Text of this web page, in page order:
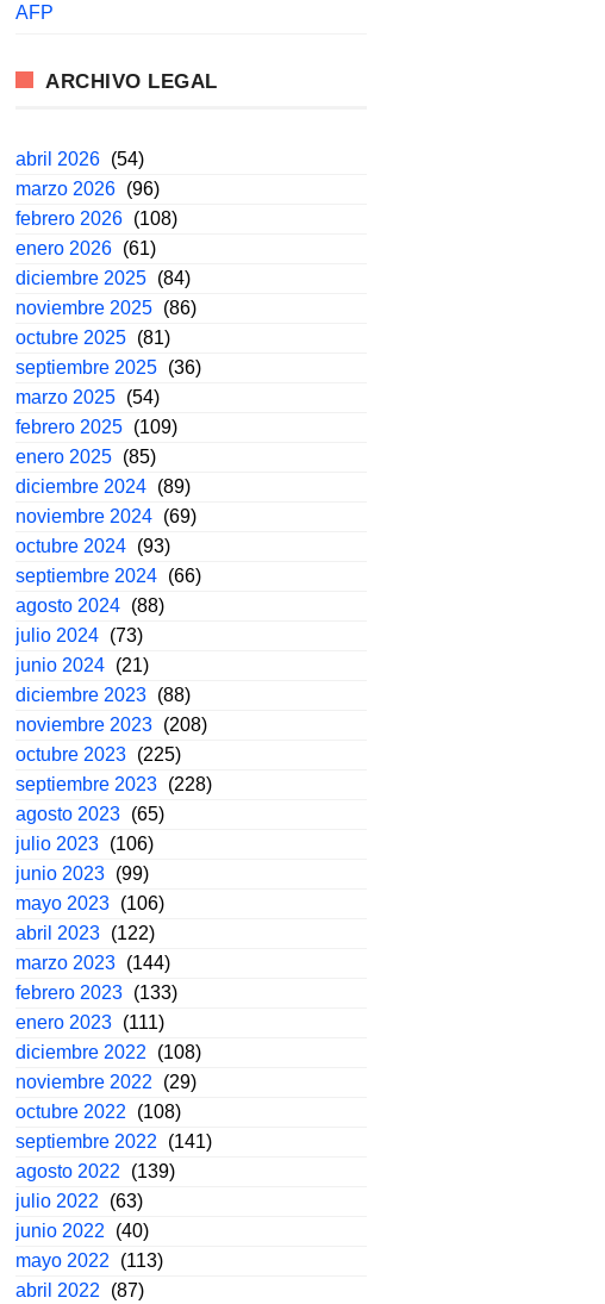
AFP
ARCHIVO LEGAL
abril 2026 (54)
marzo 2026 (96)
febrero 2026 (108)
enero 2026 (61)
diciembre 2025 (84)
noviembre 2025 (86)
octubre 2025 (81)
septiembre 2025 (36)
marzo 2025 (54)
febrero 2025 (109)
enero 2025 (85)
diciembre 2024 (89)
noviembre 2024 (69)
octubre 2024 (93)
septiembre 2024 (66)
agosto 2024 (88)
julio 2024 (73)
junio 2024 (21)
diciembre 2023 (88)
noviembre 2023 (208)
octubre 2023 (225)
septiembre 2023 (228)
agosto 2023 (65)
julio 2023 (106)
junio 2023 (99)
mayo 2023 (106)
abril 2023 (122)
marzo 2023 (144)
febrero 2023 (133)
enero 2023 (111)
diciembre 2022
(108)
noviembre 2022
(29)
octubre 2022
(108)
septiembre 2022
(141)
agosto 2022
(139)
julio 2022
(63)
junio 2022
(40)
mayo 2022
(113)
abril 2022
(87)